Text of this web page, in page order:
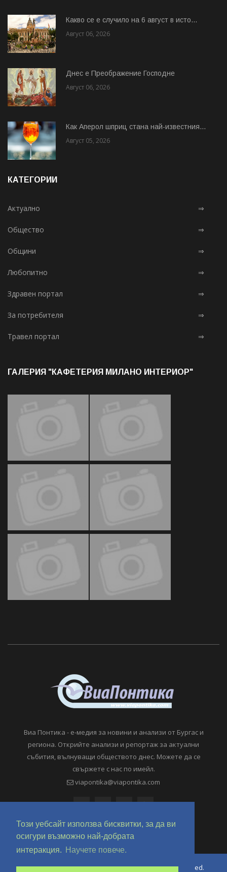
Този уебсайт използва бисквитки, за да ви
осигури възможно най-добрата
интеракция.
Научете повече.
Какво се е случило на 6 август в исто...
Август 06, 2026
Днес е Преображение Господне
Август 06, 2026
Как Аперол шприц стана най-известния...
Август 05, 2026
КАТЕГОРИИ
Актуално ⇒
Общество ⇒
Общини ⇒
Любопитно ⇒
Здравен портал ⇒
За потребителя ⇒
Травел портал ⇒
ГАЛЕРИЯ "КАФЕТЕРИЯ МИЛАНО ИНТЕРИОР"
Виа Понтика - е-медия за новини и анализи от Бургас и
региона. Открийте анализи и репортаж за актуални
събития, вълнуващи обществото днес. Можете да се
свържете с нас по имейл.
viapontika@viapontika.com
Copyright © 2018-2024 ViaPontika.com. All Rights Reserved.